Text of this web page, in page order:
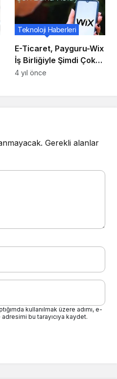
E-Ticaret, Payguru-Wix
İş Birliğiyle Şimdi Çok
Daha Kolay
Teknoloji Haberleri
4 yıl önce
Gerekli alanlar
kullanılmak üzere adımı, e-
bu tarayıcıya kaydet.